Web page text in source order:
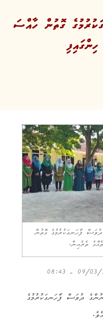
ގޮތުން ހާއްސަ
ފާހަނގަކުރުމުގެ ގޮތުން
ތެރެއިން.
ދުވަސް ފާހަނގަކުރުމުގެ